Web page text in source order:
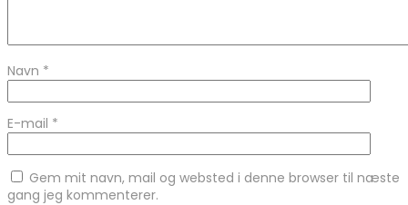
Navn *
E-mail *
Gem mit navn, mail og websted i denne browser til næste
gang jeg kommenterer.